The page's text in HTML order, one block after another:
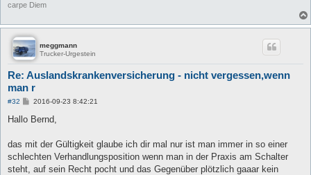
carpe Diem
meggmann
Trucker-Urgestein
Re: Auslandskrankenversicherung - nicht vergessen,wenn
man r
#32
B
i
a
2016-09-23 8:42:21
Hallo Bernd,
das mit der Gültigkeit glaube ich dir mal nur ist man immer in so einer
schlechten Verhandlungsposition wenn man in der Praxis am Schalter
steht, auf sein Recht pocht und das Gegenüber plötzlich gaaar kein